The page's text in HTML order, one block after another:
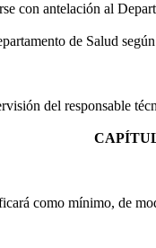
con antelación al
de Salud
del responsable
como mínimo, de